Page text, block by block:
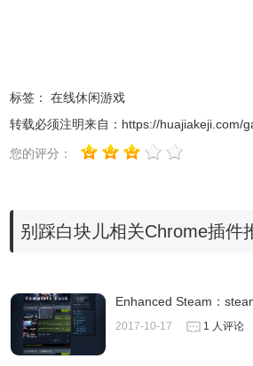
4.别踩白块儿还有其他几种特别的玩法
如图所示：
标签：
在线休闲游戏
转载必须注明来自： https://huajiakeji.com/
您的评分：
别踩白块儿相关Chrome插件
Enhanced Steam：
2017-10-17 1 人评论